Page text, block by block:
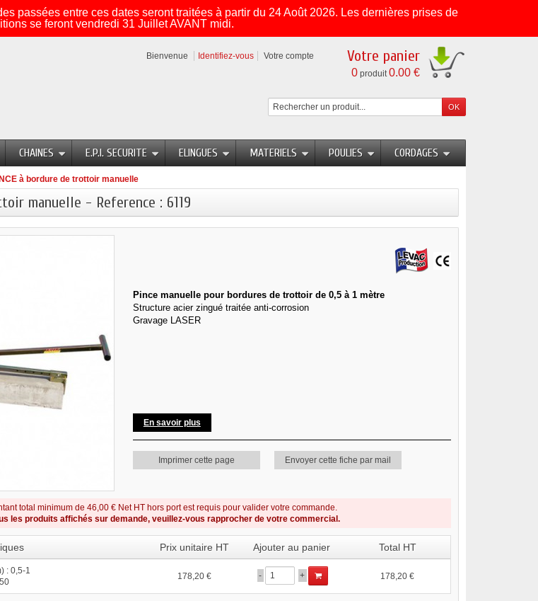
passées entre ces dates seront traitées à partir du 24 Août 2026. Les dernières prises de
se feront vendredi 31 Juillet AVANT midi.
Bienvenue Identifiez-vous Votre compte Votre panier
0 produit0.00 €
CHAINES E.P.I. SECURITE ELINGUES MATERIELS POULIES CORDAGES
à bordure de trottoir manuelle
manuelle - Reference : 6119
Pince manuelle pour bordures de trottoir de 0,5 à 1 mètre
Structure acier zingué traitée anti-corrosion
Gravage LASER
En savoir plus
Imprimer cette page Envoyer cette fiche par mail
total minimum de 46,00 € Net HT hors port est requis pour valider votre commande.
les produits affichés sur demande, veuillez-vous rapprocher de votre commercial.
Prix unitaire HT Ajouter au panier Total HT
: 0,5-1
178,20 € - + 178,20 €